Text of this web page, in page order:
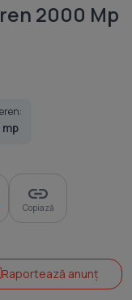
2000 Mp
Copiază
Raportează anunț